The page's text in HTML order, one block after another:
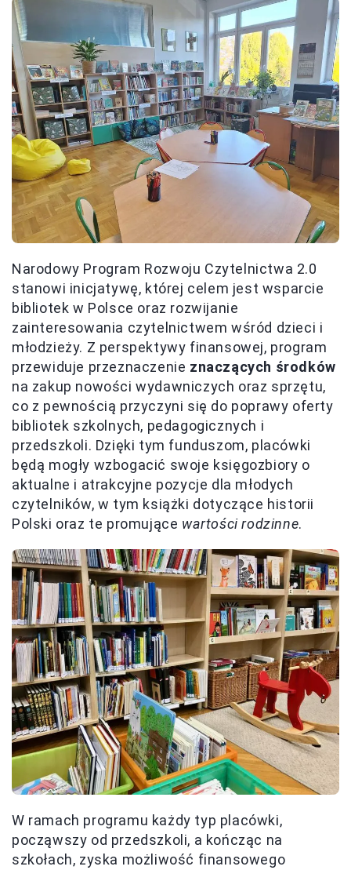
Narodowy Program Rozwoju Czytelnictwa 2.0
stanowi inicjatywę, której celem jest wsparcie
bibliotek w Polsce oraz rozwijanie
zainteresowania czytelnictwem wśród dzieci i
młodzieży. Z perspektywy finansowej, program
przewiduje przeznaczenie znaczących środków
na zakup nowości wydawniczych oraz sprzętu,
co z pewnością przyczyni się do poprawy oferty
bibliotek szkolnych, pedagogicznych i
przedszkoli. Dzięki tym funduszom, placówki
będą mogły wzbogacić swoje księgozbiory o
aktualne i atrakcyjne pozycje dla młodych
czytelników, w tym książki dotyczące historii
Polski oraz te promujące wartości rodzinne.
W ramach programu każdy typ placówki,
począwszy od przedszkoli, a kończąc na
szkołach, zyska możliwość finansowego